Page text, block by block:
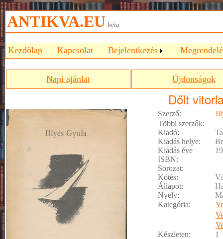
ANTIKVA.EU béta
Kezdőlap Kapcsolat Bejelentkezés
Napi ajánlat Újdonságok
Dőlt
Szerző:
Többi szerzők:
Kiadó:
Kiadás helye:
Kiadás éve
ISBN:
Sorozat:
Kötés:
Állapot:
Nyelv:
Kategória:
Készleten:
1